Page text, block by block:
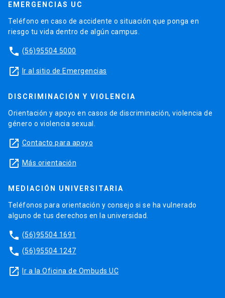
EMERGENCIAS UC
Teléfono en caso de accidente o situación que ponga en
riesgo tu vida dentro de algún campus.
phone (56)95504 5000
launch Ir al sitio de Emergencias
DISCRIMINACIÓN Y VIOLENCIA
Orientación y apoyo en casos de discriminación, violencia de
género o violencia sexual.
launch Contacto para apoyo
launch Más orientación
MEDIACIÓN UNIVERSITARIA
Teléfonos para orientación y consejo si se ha vulnerado
alguno de tus derechos en la universidad.
phone (56)95504 1691
phone (56)95504 1247
launch Ir a la Oficina de Ombuds UC